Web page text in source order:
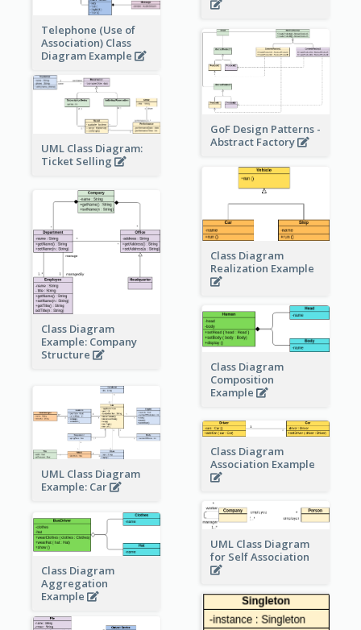
Telephone (Use of
Association) Class
Diagram Example
GoF Design Patterns -
Abstract Factory
UML Class Diagram:
Ticket Selling
Class Diagram
Realization Example
Class Diagram
Example: Company
Structure
Class Diagram
Composition
Example
UML Class Diagram
Example: Car
Class Diagram
Association Example
UML Class Diagram
for Self Association
Class Diagram
Aggregation
Example